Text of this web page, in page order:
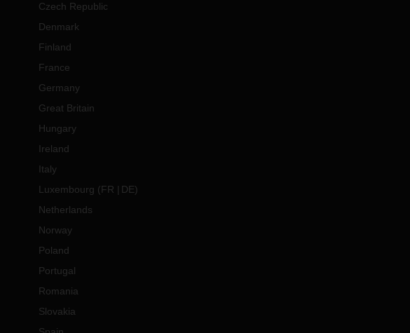
Czech Republic
Denmark
Finland
France
Germany
Great Britain
Hungary
Ireland
Italy
Luxembourg (FR DE)
Netherlands
Norway
Poland
Portugal
Romania
Slovakia